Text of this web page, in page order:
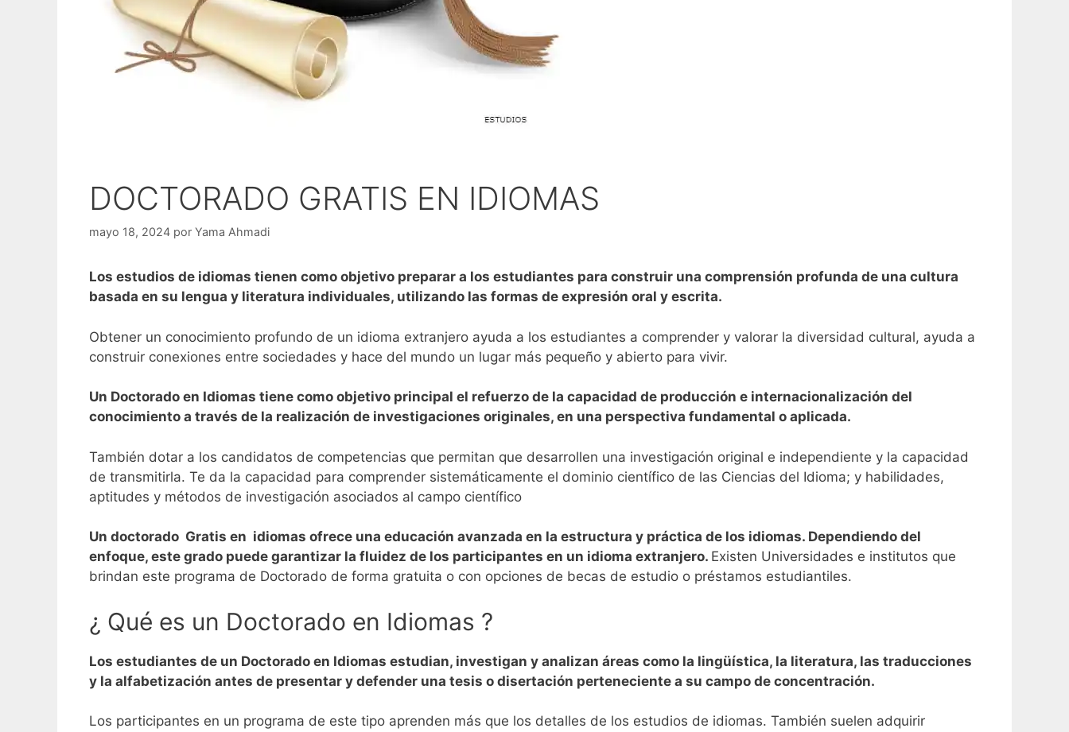
DOCTORADO GRATIS EN IDIOMAS
mayo 18, 2024 por Yama Ahmadi
Los estudios de idiomas tienen como objetivo preparar a los estudiantes para construir una comprensión profunda de una cultura
basada en su lengua y literatura individuales, utilizando las formas de expresión oral y escrita.
Obtener un conocimiento profundo de un idioma extranjero ayuda a los estudiantes a comprender y valorar la diversidad cultural, ayuda a
construir conexiones entre sociedades y hace del mundo un lugar más pequeño y abierto para vivir.
Un Doctorado en Idiomas tiene como objetivo principal el refuerzo de la capacidad de producción e internacionalización del
conocimiento a través de la realización de investigaciones originales, en una perspectiva fundamental o aplicada.
También dotar a los candidatos de competencias que permitan que desarrollen una investigación original e independiente y la capacidad
de transmitirla. Te da la capacidad para comprender sistemáticamente el dominio científico de las Ciencias del Idioma; y habilidades,
aptitudes y métodos de investigación asociados al campo científico
Un doctorado Gratis en idiomas ofrece una educación avanzada en la estructura y práctica de los idiomas. Dependiendo del
enfoque, este grado puede garantizar la fluidez de los participantes en un idioma extranjero. Existen Universidades e institutos que
brindan este programa de Doctorado de forma gratuita o con opciones de becas de estudio o préstamos estudiantiles.
¿ Qué es un Doctorado en Idiomas ?
Los estudiantes de un Doctorado en Idiomas estudian, investigan y analizan áreas como la lingüística, la literatura, las traducciones
y la alfabetización antes de presentar y defender una tesis o disertación perteneciente a su campo de concentración.
Los participantes en un programa de este tipo aprenden más que los detalles de los estudios de idiomas. También suelen adquirir